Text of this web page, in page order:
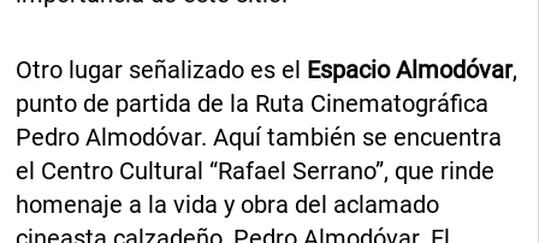
Otro lugar señalizado es el Espacio Almodóvar,
punto de partida de la Ruta Cinematográfica
Pedro Almodóvar. Aquí también se encuentra
el Centro Cultural “Rafael Serrano”, que rinde
homenaje a la vida y obra del aclamado